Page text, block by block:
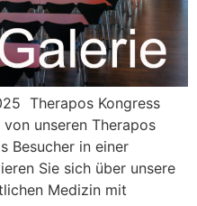
Therapos Kongress
unseren Therapos
Besucher in einer
Sie sich über unsere
Medizin mit